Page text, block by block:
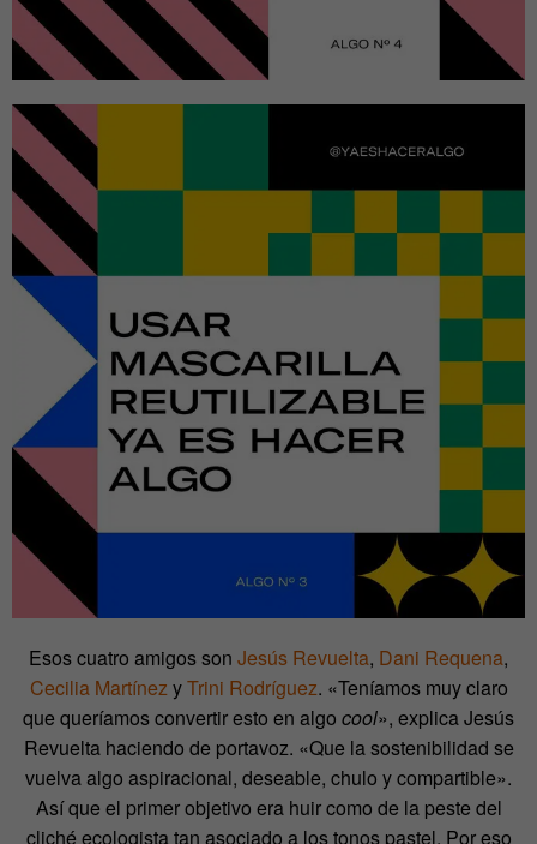
Esos cuatro amigos son Jesús Revuelta, Dani Requena,
Cecilia MartínezyTrini Rodríguez. «Teníamos muy claro
que queríamos convertir esto en algo cool», explica Jesús
Revuelta haciendo de portavoz. «Que la sostenibilidad se
vuelva algo aspiracional, deseable, chulo y compartible».
Así que el primer objetivo era huir como de la peste del
cliché ecologista tan asociado a los tonos pastel. Por eso